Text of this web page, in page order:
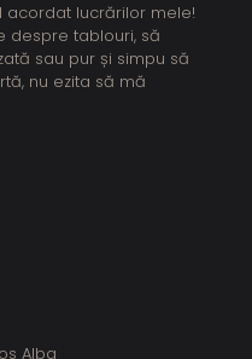
acordat lucrărilor mele!
despre tablouri, să
sau pur și simpu să
nu ezita să mă
Alba